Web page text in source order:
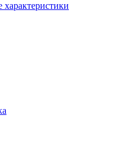
характеристики